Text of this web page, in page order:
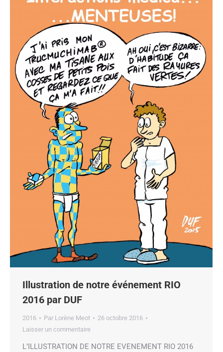
Illustration de notre événement RIO
2016 par DUF
2016 Par Lorène Meot
26 octobre 2016
Laisser un commentaire
L’ILLUSTRATION DE NOTRE EVENEMENT RIO 2016